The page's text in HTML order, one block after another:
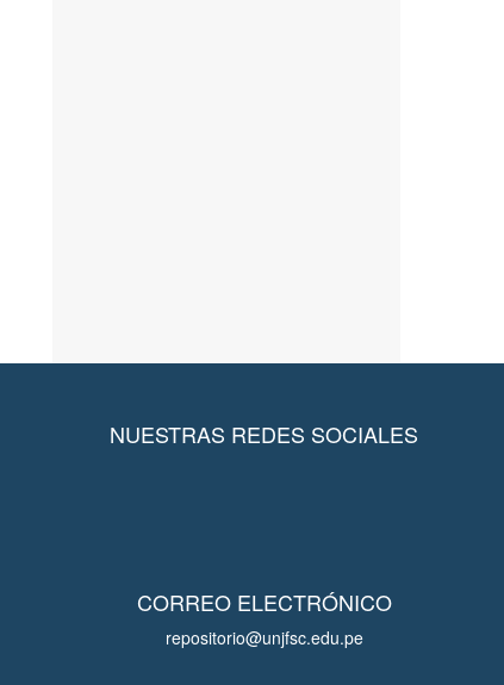
NUESTRAS REDES SOCIALES
CORREO ELECTRÓNICO
repositorio@unjfsc.edu.pe